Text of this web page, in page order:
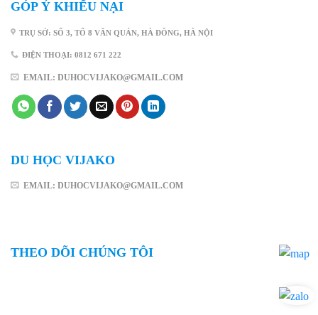
GÓP Ý KHIẾU NẠI
TRỤ SỞ: SỐ 3, TỔ 8 VĂN QUÁN, HÀ ĐÔNG, HÀ NỘI
ĐIỆN THOẠI: 0812 671 222
EMAIL: DUHOCVIJAKO@GMAIL.COM
DU HỌC VIJAKO
EMAIL: DUHOCVIJAKO@GMAIL.COM
THEO DÕI CHÚNG TÔI